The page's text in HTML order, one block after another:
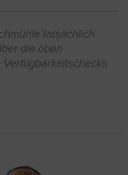
tatsächlich
die oben